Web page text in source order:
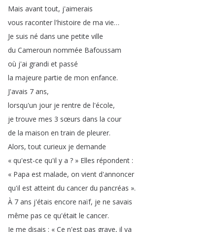
Mais avant tout, j'aimerais
vous raconter l'histoire de ma vie…
Je suis né dans une petite ville
du Cameroun nommée Bafoussam
où j'ai grandi et passé
la majeure partie de mon enfance.
J'avais 7 ans,
lorsqu'un jour je rentre de l'école,
je trouve mes 3 sœurs dans la cour
de la maison en train de pleurer.
Alors,tout curieux je demande
« qu'est-ce qu'il y a ? » Elles répondent :
« Papa est malade, on vient d'annoncer
qu'il est atteint du cancer du pancréas ».
À 7 ans j'étais encore naïf, je ne savais
même pas ce qu'était le cancer.
Je me disais : « Ce n'est pas grave, il va